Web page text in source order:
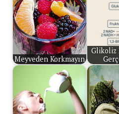
Meyveden Korkmayın
Glikoliz